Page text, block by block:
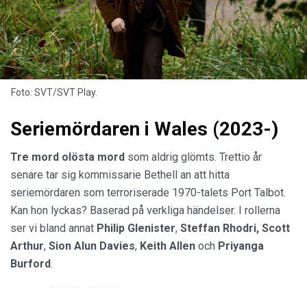
Foto: SVT/SVT Play.
Seriemördaren i Wales (2023-)
Tre mord olösta mord som aldrig glömts. Trettio år
senare tar sig kommissarie Bethell an att hitta
seriemördaren som terroriserade 1970-talets Port Talbot.
Kan hon lyckas? Baserad på verkliga händelser. I rollerna
ser vi bland annat Philip Glenister, Steffan Rhodri, Scott
Arthur, Sion Alun Davies, Keith Allen och Priyanga
Burford.